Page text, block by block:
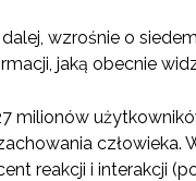
wzrośnie o
jaką obecnie
milionów
reakcji i interakcji